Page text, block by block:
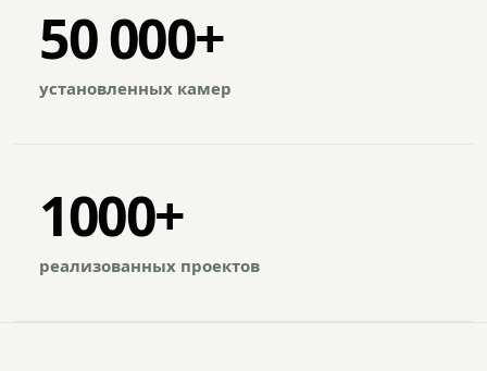
50 000+
установленных камер
1000+
реализованных проектов